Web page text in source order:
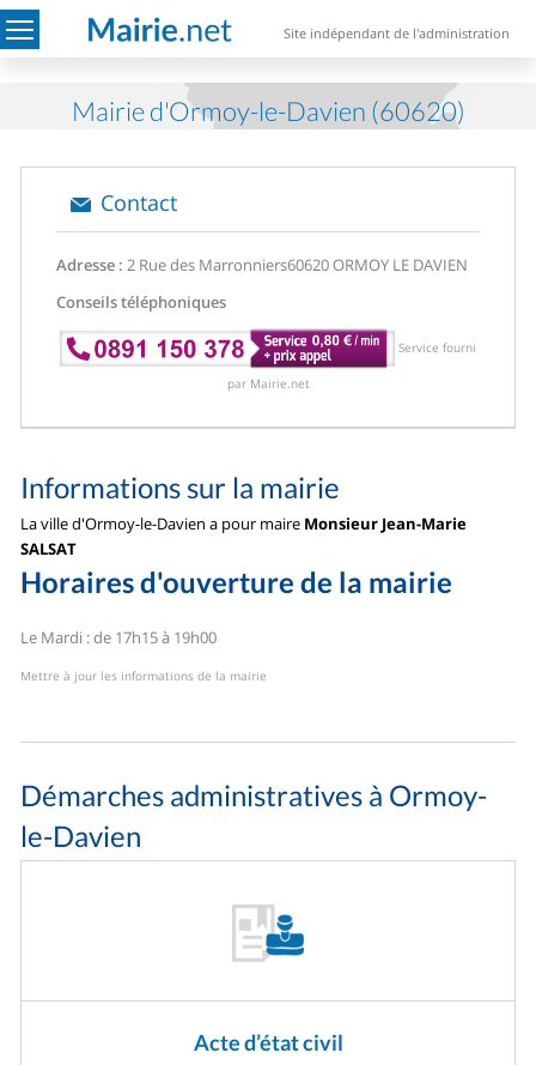
Site indépendant de l'administration
Mairie d'Ormoy-le-Davien (60620)
Contact
Adresse : 2 Rue des Marronniers60620 ORMOY LE DAVIEN
Conseils téléphoniques
Service fourni
par Mairie.net
Informations sur la mairie
La ville d'Ormoy-le-Davien a pour maire Monsieur Jean-Marie
SALSAT
Horaires d'ouverture de la mairie
Le Mardi : de 17h15 à 19h00
Mettre à jour les informations de la mairie
Démarches administratives à Ormoy-
le-Davien
Acte d’état civil